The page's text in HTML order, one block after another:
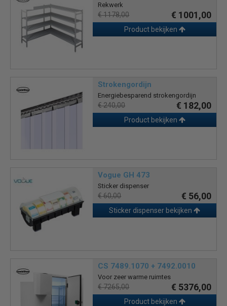
Rekwerk
€ 1178,00 € 1001,00
Product bekijken
Strokengordijn
Energiebesparend strokengordijn
€ 240,00 € 182,00
Product bekijken
Vogue GH 473
Sticker dispenser
€ 60,00 € 56,00
Sticker dispenser bekijken
CS 7489.1070 + 7492.0010
Voor zeer warme ruimtes
€ 7265,00 € 5376,00
Product bekijken